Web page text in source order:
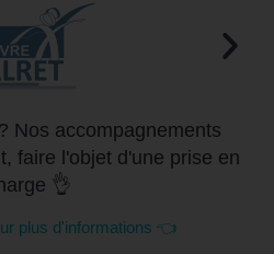
Nos accompagnements
faire l'objet d'une prise en
👌
plus d'informations 👈